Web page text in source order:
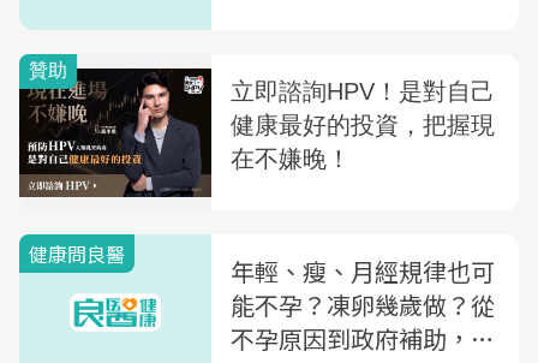
健康問良醫
年輕、瘦、月經規律也可
能不孕？凍卵幾歲做？從
不孕原因到政府補助，這